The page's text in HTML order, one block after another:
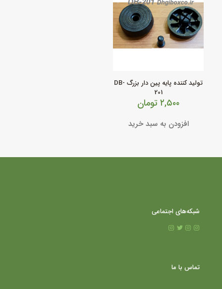
تولید کننده پایه پین دار بزرگ DB-
201
۲,۵۰۰ تومان
افزودن به سبد خرید
شبکه‌های اجتماعی
تماس با ما